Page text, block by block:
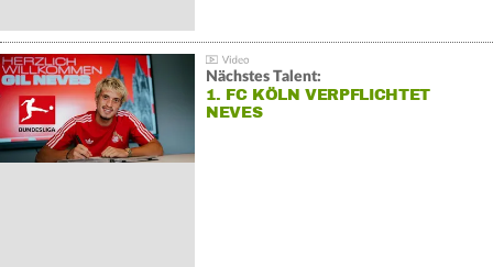
Nächstes Talent:
1. FC KÖLN VERPFLICHTET
NEVES